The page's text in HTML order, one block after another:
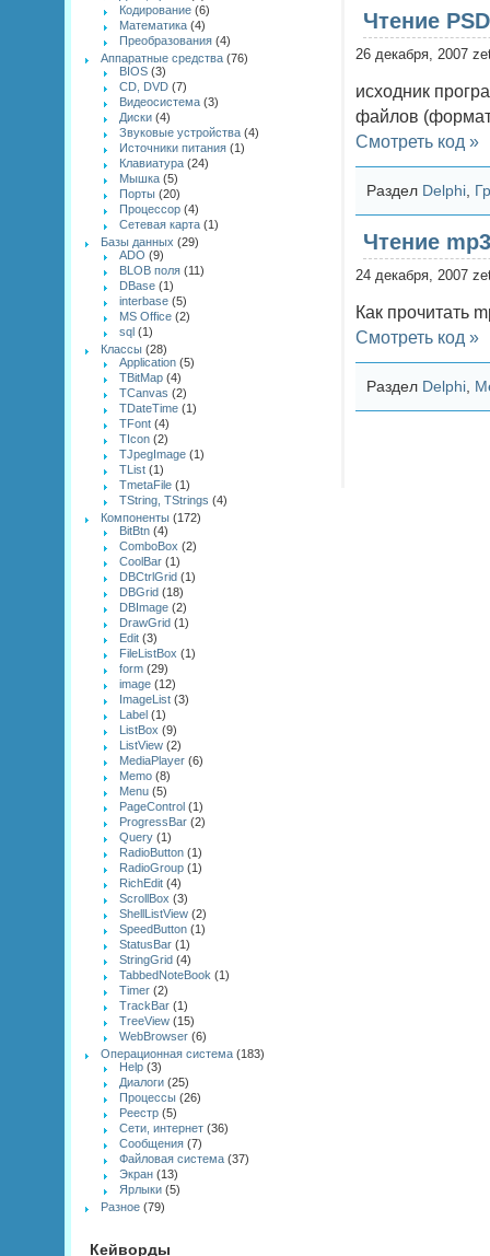
Кодирование (6)
Математика (4)
Преобразования (4)
Аппаратные средства (76)
BIOS (3)
CD, DVD (7)
Видеосистема (3)
Диски (4)
Звуковые устройства (4)
Источники питания (1)
Клавиатура (24)
Мышка (5)
Порты (20)
Процессор (4)
Сетевая карта (1)
Базы данных (29)
ADO (9)
BLOB поля (11)
DBase (1)
interbase (5)
MS Office (2)
sql (1)
Классы (28)
Application (5)
TBitMap (4)
TCanvas (2)
TDateTime (1)
TFont (4)
TIcon (2)
TJpegImage (1)
TList (1)
TmetaFile (1)
TString, TStrings (4)
Компоненты (172)
BitBtn (4)
ComboBox (2)
CoolBar (1)
DBCtrlGrid (1)
DBGrid (18)
DBImage (2)
DrawGrid (1)
Edit (3)
FileListBox (1)
form (29)
image (12)
ImageList (3)
Label (1)
ListBox (9)
ListView (2)
MediaPlayer (6)
Memo (8)
Menu (5)
PageControl (1)
ProgressBar (2)
Query (1)
RadioButton (1)
RadioGroup (1)
RichEdit (4)
ScrollBox (3)
ShellListView (2)
SpeedButton (1)
StatusBar (1)
StringGrid (4)
TabbedNoteBook (1)
Timer (2)
TrackBar (1)
TreeView (15)
WebBrowser (6)
Операционная система (183)
Help (3)
Диалоги (25)
Процессы (26)
Реестр (5)
Сети, интернет (36)
Сообщения (7)
Файловая система (37)
Экран (13)
Ярлыки (5)
Разное (79)
Кейворды
Чтение
26 декабря, 2007
исходник
файлов
Смотреть код »
Раздел Delphi
Чтение
24 декабря, 2007
Как прочитать
Смотреть код »
Раздел Delphi